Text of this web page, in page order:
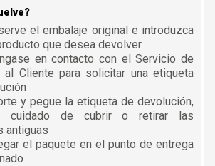
el embalaje original e introduzca
que desea devolver
en contacto con el Servicio de
al Cliente para solicitar una etiqueta
y pegue la etiqueta de devolución,
cuidado de cubrir o retirar las
antiguas
el paquete en el punto de entrega